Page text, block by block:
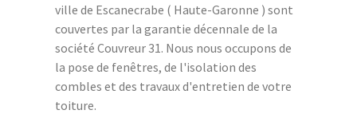
ville de Escanecrabe ( Haute-Garonne ) sont
couvertes par la garantie décennale de la
société Couvreur 31. Nous nous occupons de
la pose de fenêtres, de l'isolation des
combles et des travaux d'entretien de votre
toiture.